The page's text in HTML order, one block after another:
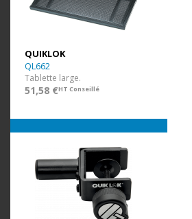
QUIKLOK
QL662
Tablette large.
51,58 €HT Conseillé